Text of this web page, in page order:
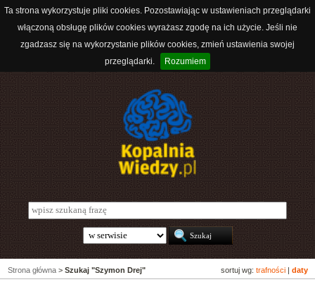
Ta strona wykorzystuje pliki cookies. Pozostawiając w ustawieniach przeglądarki
włączoną obsługę plików cookies wyrażasz zgodę na ich użycie. Jeśli nie
zgadzasz się na wykorzystanie plików cookies, zmień ustawienia swojej
przeglądarki.
Rozumiem
sortuj wg: trafności daty
Strona główna > Szukaj "Szymon Drej"